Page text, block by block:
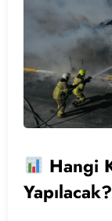
Hangi
Yapılacak?